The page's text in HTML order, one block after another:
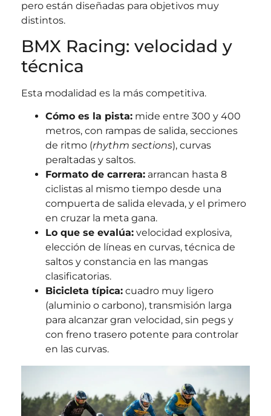
pero están diseñadas para objetivos muy
distintos.
BMX Racing: velocidad y
técnica
Esta modalidad es la más competitiva.
Cómo es la pista: mide entre 300 y 400
metros, con rampas de salida, secciones
de ritmo (rhythm sections), curvas
peraltadas y saltos.
Formato de carrera: arrancan hasta 8
ciclistas al mismo tiempo desde una
compuerta de salida elevada, y el primero
en cruzar la meta gana.
Lo que se evalúa: velocidad explosiva,
elección de líneas en curvas, técnica de
saltos y constancia en las mangas
clasificatorias.
Bicicleta típica: cuadro muy ligero
(aluminio o carbono), transmisión larga
para alcanzar gran velocidad, sin pegs y
con freno trasero potente para controlar
en las curvas.